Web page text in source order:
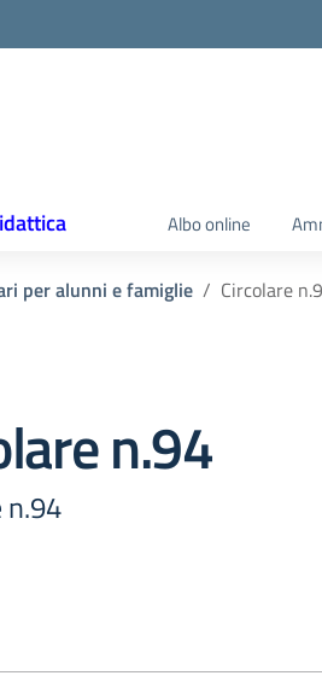
Albo online
per alunni e famiglie Circolare
n.94
n.94